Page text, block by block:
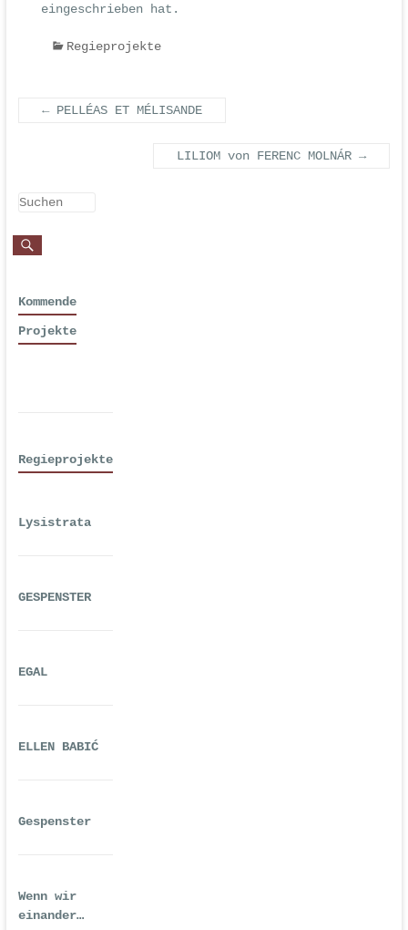
eingeschrieben hat.
Regieprojekte
←PELLÉAS ET MÉLISANDE
LILIOM von FERENC MOLNÁR→
Kommende
Projekte
Regieprojekte
Lysistrata
GESPENSTER
EGAL
ELLEN BABIĆ
Gespenster
Wenn wir
einander